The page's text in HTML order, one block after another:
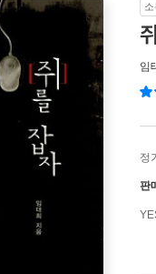
임
정
판